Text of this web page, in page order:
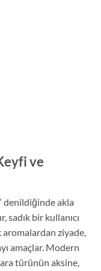
ve
denildiğinde akla
sadık bir kullanıcı
aromalardan ziyade,
amaçlar. Modern
türünün aksine,